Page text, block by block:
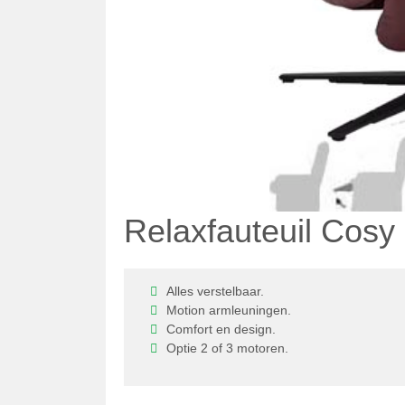
Relaxfauteuil Cosy
Alles verstelbaar.
Motion armleuningen.
Comfort en design.
Optie 2 of 3 motoren.